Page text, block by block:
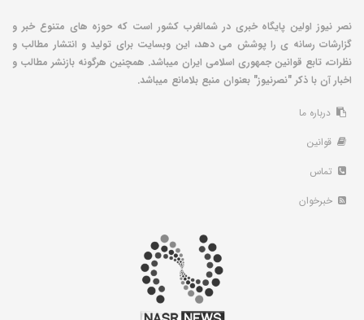
نصر نیوز اولین پایگاه خبری در شمالغرب کشور است که حوزه های متنوع خبر و
گزارشات رسانه ی را پوشش می دهد، این وبسایت برای تولید و انتشار مطالب و
نظرات، تابع قوانین جمهوری اسلامی ایران میباشد. همچنین هرگونه بازنشر مطالب و
اخبار آن با ذکر "نصرنیوز" بعنوان منبع بلامانع میباشد.
درباره ما
قوانین
تماس
خبرخوان